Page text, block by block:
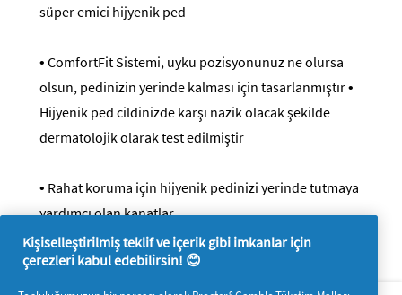
süper emici hijyenik ped
• ComfortFit Sistemi, uyku pozisyonunuz ne olursa
olsun, pedinizin yerinde kalması için tasarlanmıştır •
Hijyenik ped cildinizde karşı nazik olacak şekilde
dermatolojik olarak test edilmiştir
• Rahat koruma için hijyenik pedinizi yerinde tutmaya
yardımcı olan kanatlar
Kişiselleştirilmiş teklif ve içerik gibi imkanlar için
çerezleri kabul edebilirsin! 😊